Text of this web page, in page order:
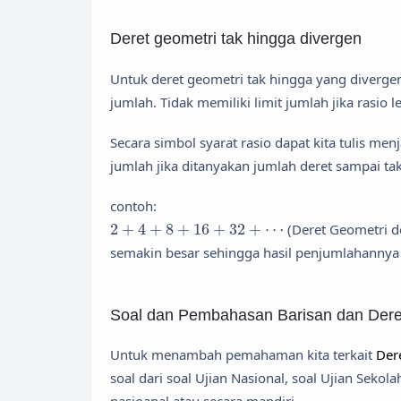
Deret geometri tak hingga divergen
Untuk deret geometri tak hingga yang
jumlah. Tidak memiliki limit jumlah jika rasio
Secara simbol syarat rasio dapat kita tulis
jumlah jika ditanyakan jumlah deret sampai
contoh:
2 + 4 + 8 + 16 + 32 + ⋯
2 +4 + + 16 + 32 ⋯ (Deret Geometri
semakin besar sehingga hasil
Soal dan Pembahasan Barisan dan
Untuk menambah pemahaman kita terkait
soal dari soal Ujian Nasional, soal Ujian